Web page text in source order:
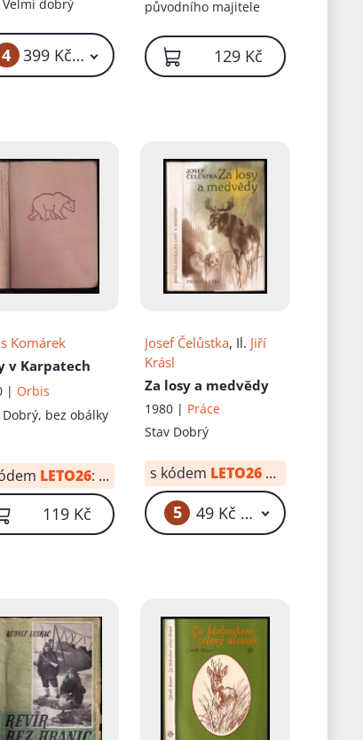
Velmi dobrý
4 399 Kč – 799 Kč
původního majitele
129 Kč
Komárek
v Karpatech
| Orbis
Dobrý, bez obálky
LETO26: 83 Kč
119 Kč
Josef Čelůstka, Il. Jiří
Krásl
Za losy a medvědy
1980 | Práce
Stav Dobrý
s kódem LETO26 od:
5 49 Kč – 59 Kč